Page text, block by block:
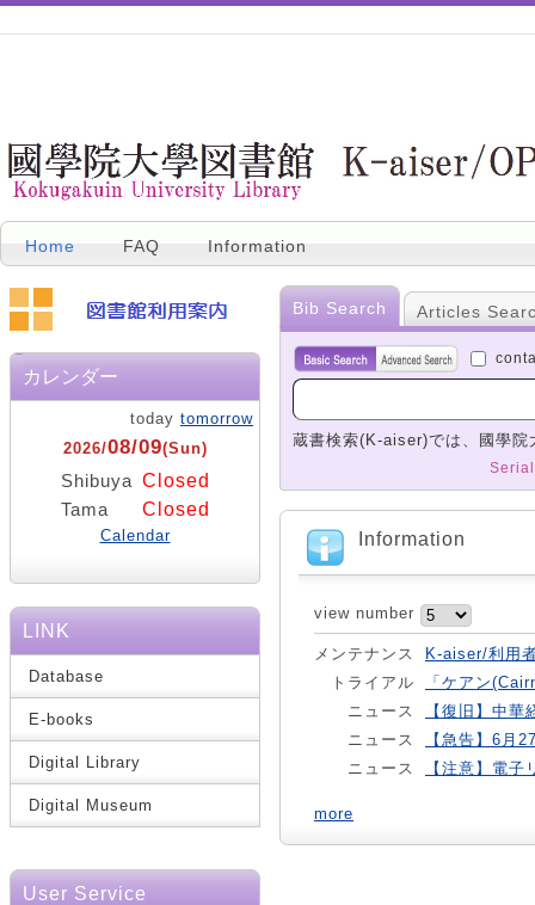
Home FAQ Information
カレンダー
today tomorrow
2026/08/09(Sun)
Shibuya Closed
Tama Closed
Calendar
LINK
Database
E-books
Digital Library
Digital Museum
User Service
Bib Search Articles
蔵書検索(K-aiser)では、國學院
Information
view number
メンテナンス
K-aiser/利用
トライアル
「ケアン
ニュース
【復旧】中
ニュース
【急告】6月
ニュース
【注意】電
more